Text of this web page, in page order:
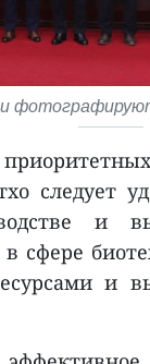
следует
и
сфере
и